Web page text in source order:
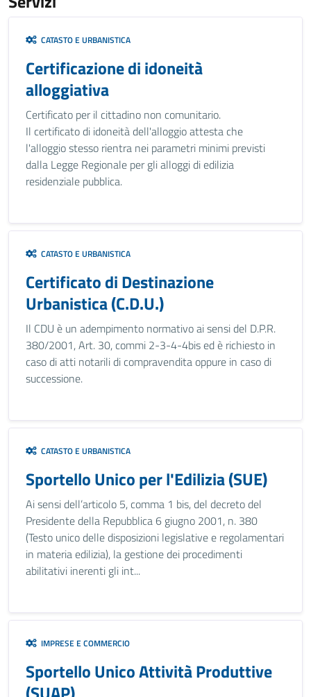
CATASTO E URBANISTICA
Certificazione di idoneità
alloggiativa
Certificato per il cittadino non comunitario.
Il certificato di idoneità dell'alloggio attesta che
l'alloggio stesso rientra nei parametri minimi previsti
dalla Legge Regionale per gli alloggi di edilizia
residenziale pubblica.
CATASTO E URBANISTICA
Certificato di Destinazione
Urbanistica (C.D.U.)
Il CDU è un adempimento normativo ai sensi del D.P.R.
380/2001, Art. 30, commi 2-3-4-4bis ed è richiesto in
caso di atti notarili di compravendita oppure in caso di
successione.
CATASTO E URBANISTICA
Sportello Unico per l'Edilizia (SUE)
Ai sensi dell’articolo 5, comma 1 bis, del decreto del
Presidente della Repubblica 6 giugno 2001, n. 380
(Testo unico delle disposizioni legislative e regolamentari
in materia edilizia), la gestione dei procedimenti
abilitativi inerenti gli int...
IMPRESE E COMMERCIO
Sportello Unico Attività Produttive